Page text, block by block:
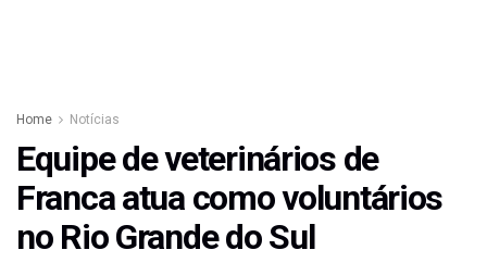
Home Notícias
Equipe de veterinários de
Franca atua como voluntários
no Rio Grande do Sul